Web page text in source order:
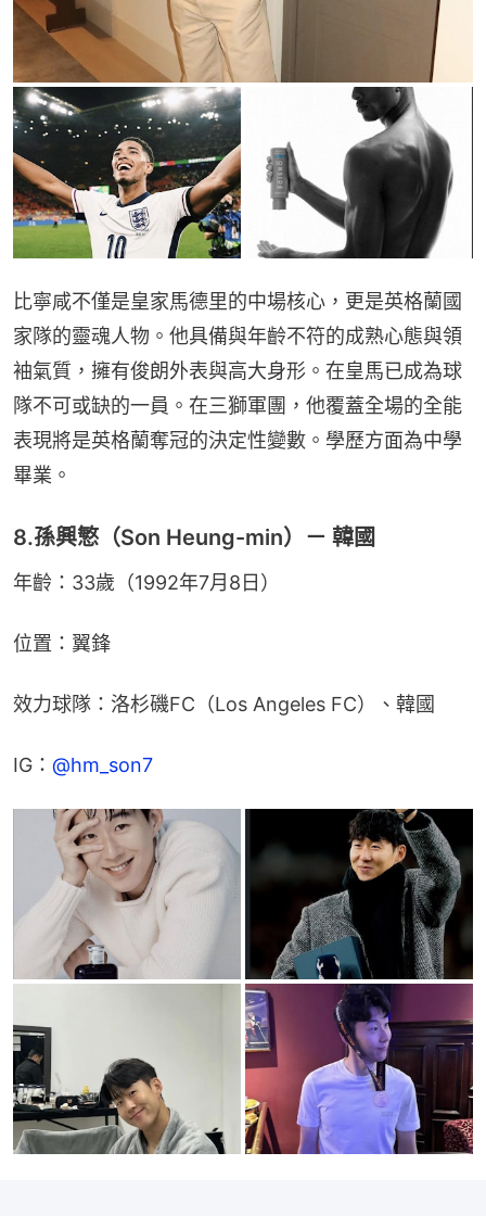
比寧咸不僅是皇家馬德里的中場核心，更是英格蘭國
家隊的靈魂人物。他具備與年齡不符的成熟心態與領
袖氣質，擁有俊朗外表與高大身形。在皇馬已成為球
隊不可或缺的一員。在三獅軍團，他覆蓋全場的全能
表現將是英格蘭奪冠的決定性變數。學歷方面為中學
畢業。
8.孫興慜（Son Heung-min）－ 韓國
年齡：33歲（1992年7月8日）
位置：翼鋒
效力球隊：洛杉磯FC（Los Angeles FC）、韓國
IG： @hm_son7